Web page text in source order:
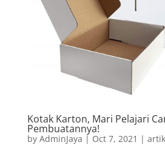
Kotak Karton, Mari Pelajari
Pembuatannya!
by AdminJaya | Oct 7, 2021 |